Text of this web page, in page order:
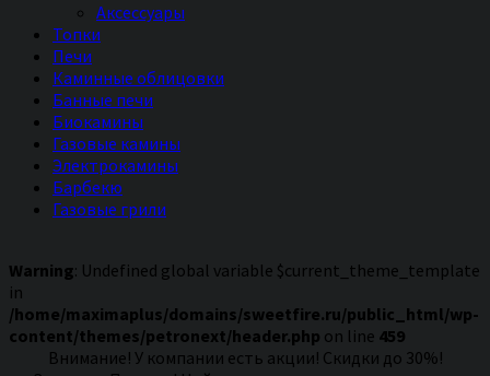
Аксессуары
Топки
Печи
Каминные облицовки
Банные печи
Биокамины
Газовые камины
Электрокамины
Барбекю
Газовые грили
Warning: Undefined global variable $current_theme_template
in
/home/maximaplus/domains/sweetfire.ru/public_html/wp-
content/themes/petronext/header.php on line 459
Внимание! У компании есть акции! Скидки до 30%!